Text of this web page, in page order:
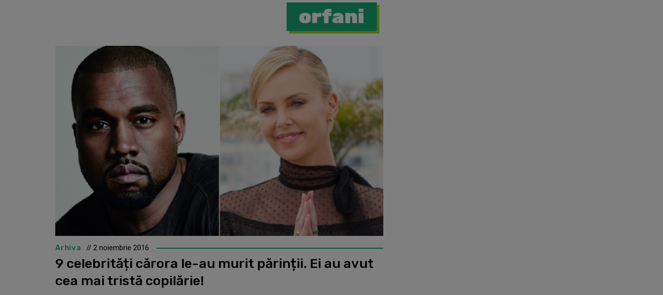
orfani
Arhiva // 2 noiembrie 2016
9 celebrități cărora le-au murit părinții. Ei au avut
cea mai tristă copilărie!